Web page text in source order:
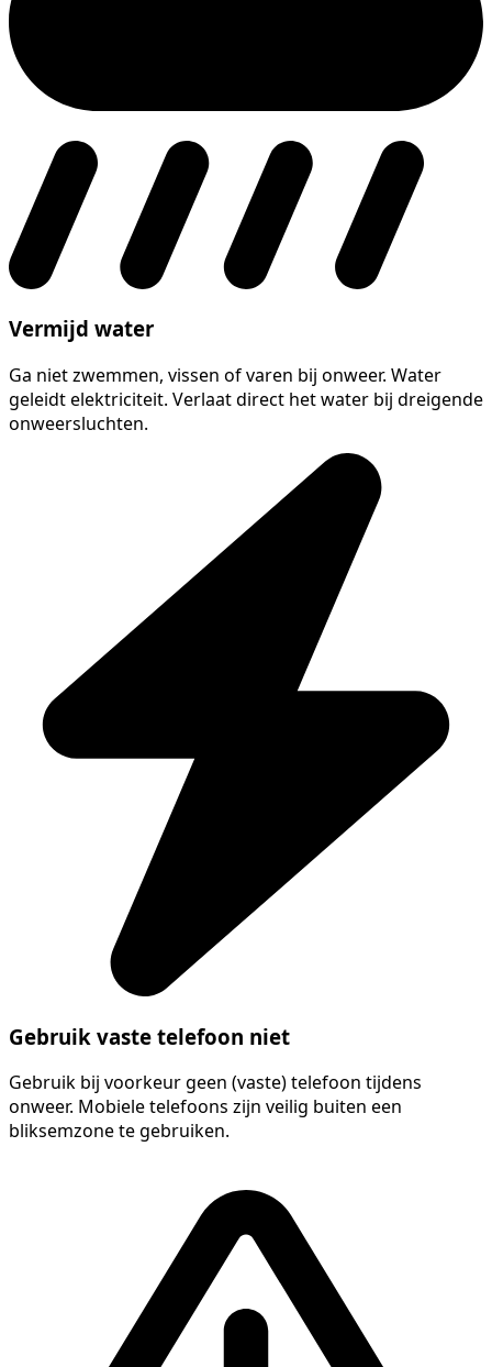
Vermijd water
Ga niet zwemmen, vissen of varen bij onweer. Water
geleidt elektriciteit. Verlaat direct het water bij dreigende
onweersluchten.
Gebruik vaste telefoon niet
Gebruik bij voorkeur geen (vaste) telefoon tijdens
onweer. Mobiele telefoons zijn veilig buiten een
bliksemzone te gebruiken.